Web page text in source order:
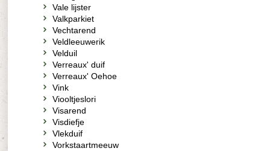
Vale lijster
Valkparkiet
Vechtarend
Veldleeuwerik
Velduil
Verreaux' duif
Verreaux' Oehoe
Vink
Viooltjeslori
Visarend
Visdiefje
Vlekduif
Vorkstaartmeeuw